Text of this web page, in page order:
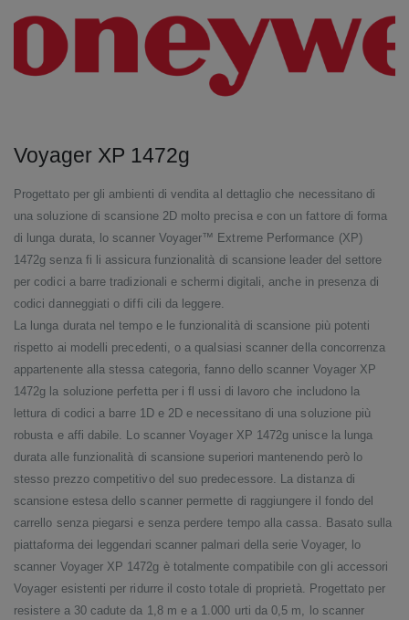
Voyager XP 1472g
Progettato per gli ambienti di vendita al dettaglio che necessitano di
una soluzione di scansione 2D molto precisa e con un fattore di forma
di lunga durata, lo scanner Voyager™ Extreme Performance (XP)
1472g senza fi li assicura funzionalità di scansione leader del settore
per codici a barre tradizionali e schermi digitali, anche in presenza di
codici danneggiati o diffi cili da leggere.
La lunga durata nel tempo e le funzionalità di scansione più potenti
rispetto ai modelli precedenti, o a qualsiasi scanner della concorrenza
appartenente alla stessa categoria, fanno dello scanner Voyager XP
1472g la soluzione perfetta per i fl ussi di lavoro che includono la
lettura di codici a barre 1D e 2D e necessitano di una soluzione più
robusta e affi dabile. Lo scanner Voyager XP 1472g unisce la lunga
durata alle funzionalità di scansione superiori mantenendo però lo
stesso prezzo competitivo del suo predecessore. La distanza di
scansione estesa dello scanner permette di raggiungere il fondo del
carrello senza piegarsi e senza perdere tempo alla cassa. Basato sulla
piattaforma dei leggendari scanner palmari della serie Voyager, lo
scanner Voyager XP 1472g è totalmente compatibile con gli accessori
Voyager esistenti per ridurre il costo totale di proprietà. Progettato per
resistere a 30 cadute da 1,8 m e a 1.000 urti da 0,5 m, lo scanner